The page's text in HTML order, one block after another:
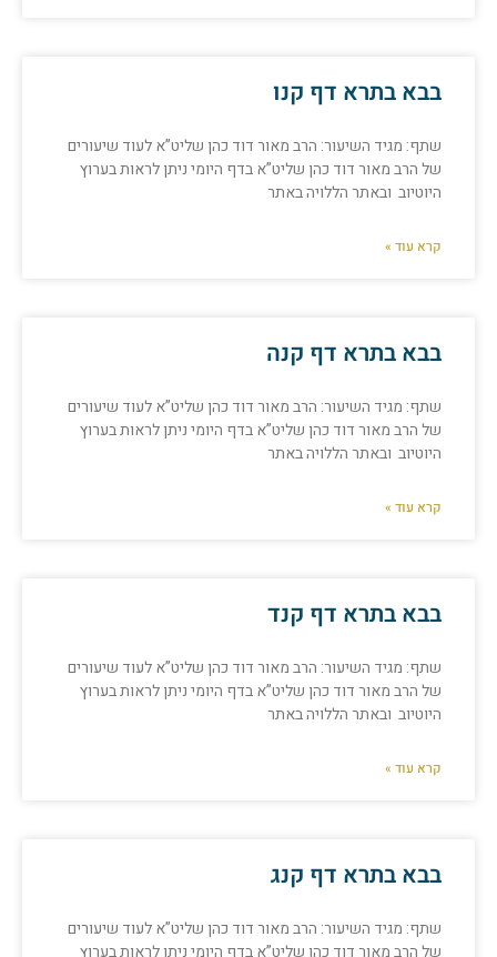
בבא בתרא דף קנו
שתף: מגיד השיעור: הרב מאור דוד כהן שליט”א לעוד שיעורים
של הרב מאור דוד כהן שליט”א בדף היומי ניתן לראות בערוץ
היוטיוב ובאתר הללויה באתר
קרא עוד »
בבא בתרא דף קנה
שתף: מגיד השיעור: הרב מאור דוד כהן שליט”א לעוד שיעורים
של הרב מאור דוד כהן שליט”א בדף היומי ניתן לראות בערוץ
היוטיוב ובאתר הללויה באתר
קרא עוד »
בבא בתרא דף קנד
שתף: מגיד השיעור: הרב מאור דוד כהן שליט”א לעוד שיעורים
של הרב מאור דוד כהן שליט”א בדף היומי ניתן לראות בערוץ
היוטיוב ובאתר הללויה באתר
קרא עוד »
בבא בתרא דף קנג
שתף: מגיד השיעור: הרב מאור דוד כהן שליט”א לעוד שיעורים
של הרב מאור דוד כהן שליט”א בדף היומי ניתן לראות בערוץ